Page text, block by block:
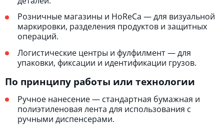
Розничные магазины и HoReCa — для визуальной
маркировки, разделения продуктов и защитных
операций.
Логистические центры и фулфилмент — для
упаковки, фиксации и идентификации грузов.
По принципу работы или технологии
Ручное нанесение — стандартная бумажная и
полиэтиленовая лента для использования с
ручными диспенсерами.